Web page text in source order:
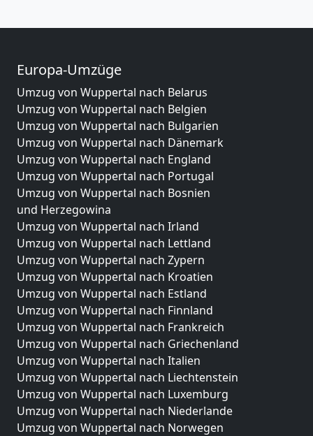
Europa-Umzüge
Umzug von Wuppertal nach Belarus
Umzug von Wuppertal nach Belgien
Umzug von Wuppertal nach Bulgarien
Umzug von Wuppertal nach Dänemark
Umzug von Wuppertal nach England
Umzug von Wuppertal nach Portugal
Umzug von Wuppertal nach Bosnien
und Herzegowina
Umzug von Wuppertal nach Irland
Umzug von Wuppertal nach Lettland
Umzug von Wuppertal nach Zypern
Umzug von Wuppertal nach Kroatien
Umzug von Wuppertal nach Estland
Umzug von Wuppertal nach Finnland
Umzug von Wuppertal nach Frankreich
Umzug von Wuppertal nach Griechenland
Umzug von Wuppertal nach Italien
Umzug von Wuppertal nach Liechtenstein
Umzug von Wuppertal nach Luxemburg
Umzug von Wuppertal nach Niederlande
Umzug von Wuppertal nach Norwegen